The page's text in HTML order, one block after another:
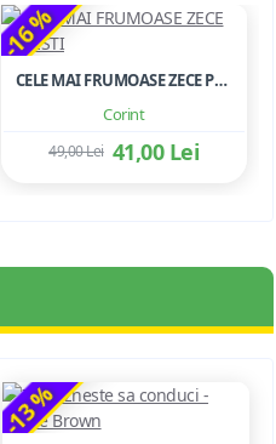
-16 %
Corint
CELE MAI FRUMOASE ZECE POVESTI
41,00 Lei
49,00 Lei
-13 %